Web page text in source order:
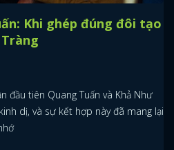
Khi ghép đúng đôi tạo
đầu tiên Quang Tuấn và Khả Như
dị, và sự kết hợp này đã mang lại